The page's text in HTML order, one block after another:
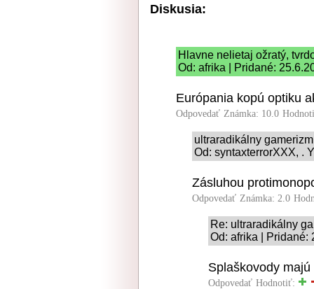
Diskusia:
Hlavne nelietaj ožratý,
Od: afrika | Pridané:
Európania kopú optiku
Odpovedať Známka: 10.0
ultraradikálny
Od: syntaxterrorXXX, .
Zásluhou
Odpovedať Známka: 2.0
Re: ultraradikálny
Od: afrika | Pridané:
Splaškovody
Odpovedať Hodnotiť: